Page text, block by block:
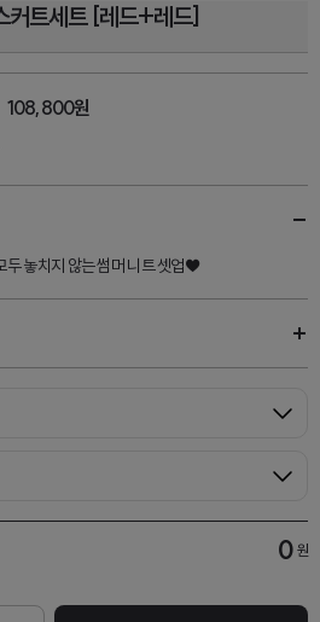
커트세트 [레드+레드]
108,800원
두 놓치지 않는 썸머 니트 셋업♥
0 원